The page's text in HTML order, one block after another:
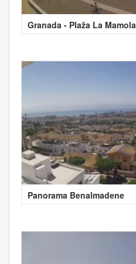
Granada - Plaža La Mamola
Panorama Benalmadene